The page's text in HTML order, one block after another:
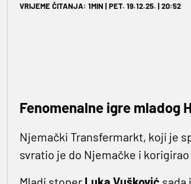
VRIJEME ČITANJA: 1MIN | PET. 19.12.25. | 20:52
Fenomenalne igre mladog
Njemački Transfermarkt, koji je
svratio je do Njemačke i